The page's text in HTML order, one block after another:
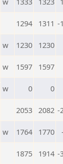
1294 1311 -
w 1230 1230
w 1597 1597
w 0 0
2053 2082 -
w 1764 1770
1875 1914 -